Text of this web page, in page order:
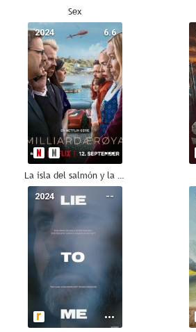
Sex
6.6
2024
La isla del salmón y la discordia
--
2024